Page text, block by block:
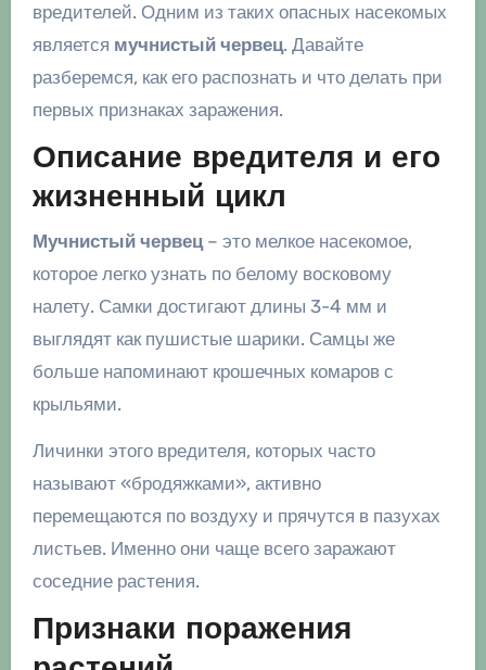
вредителей. Одним из таких опасных насекомых
является мучнистый червец. Давайте
разберемся, как его распознать и что делать при
первых признаках заражения.
Описание вредителя и его
жизненный цикл
Мучнистый червец– это мелкое насекомое,
которое легко узнать по белому восковому
налету. Самки достигают длины 3-4 мм и
выглядят как пушистые шарики. Самцы же
больше напоминают крошечных комаров с
крыльями.
Личинки этого вредителя, которых часто
называют «бродяжками», активно
перемещаются по воздуху и прячутся в пазухах
листьев. Именно они чаще всего заражают
соседние растения.
Признаки поражения